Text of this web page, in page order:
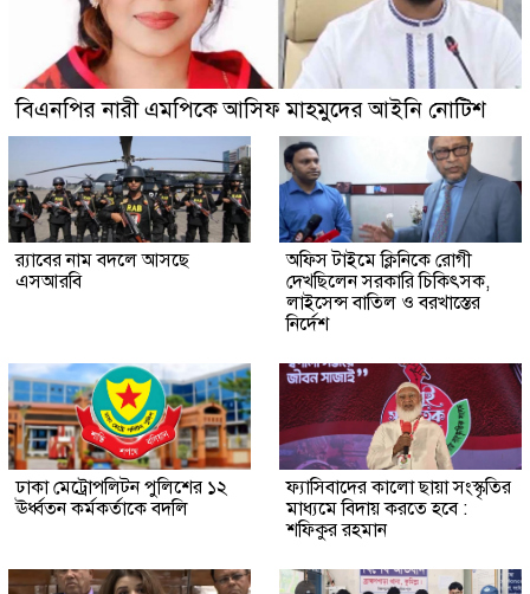
বিএনপির নারী এমপিকে আসিফ মাহমুদের আইনি নোটিশ
র‍্যাবের নাম বদলে আসছে
এসআরবি
অফিস টাইমে ক্লিনিকে রোগী
দেখছিলেন সরকারি চিকিৎসক,
লাইসেন্স বাতিল ও বরখাস্তের
নির্দেশ
ঢাকা মেট্রোপলিটন পুলিশের ১২
ঊর্ধ্বতন কর্মকর্তাকে বদলি
ফ্যাসিবাদের কালো ছায়া সংস্কৃতির
মাধ্যমে বিদায় করতে হবে :
শফিকুর রহমান